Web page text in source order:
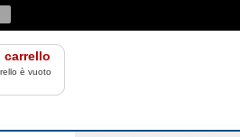
carrello
è vuoto